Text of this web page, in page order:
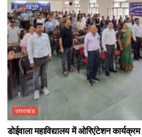
उत्तराखंड
डोईवाला महाविद्यालय में ओरिएंटेशन